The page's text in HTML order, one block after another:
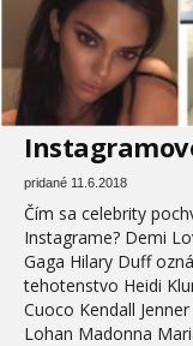
pridané 11.6.2018
Čím sa celebrity
Instagrame? Demi
Gaga Hilary Duff
tehotenstvo Heidi
Cuoco Kendall
Lohan Madonna